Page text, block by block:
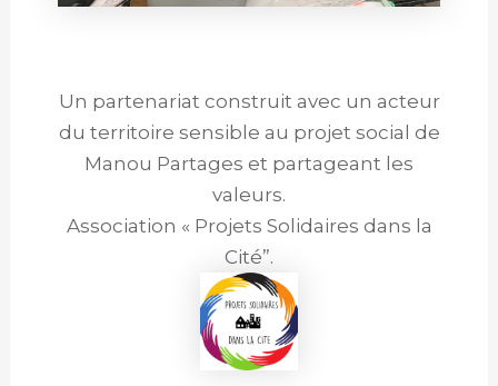
Un partenariat construit avec un acteur
du territoire sensible au projet social de
Manou Partages et partageant les
valeurs.
Association « Projets Solidaires dans la
Cité”.